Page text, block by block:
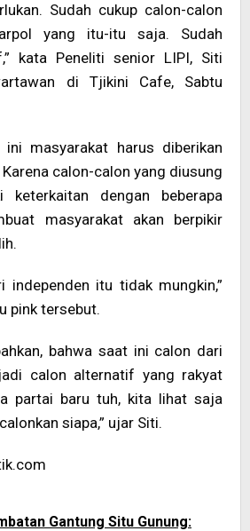
Sudah cukup calon-calon
yang itu-itu saja. Sudah
kata Peneliti senior LIPI, Siti
di Tjikini Cafe, Sabtu
ini masyarakat harus diberikan
calon-calon yang diusung
dengan beberapa
masyarakat akan berpikir
independen itu tidak mungkin,”
pink tersebut.
bahwa saat ini calon dari
calon alternatif yang rakyat
partai baru tuh, kita lihat saja
siapa,” ujar Siti.
Gantung Situ Gunung: